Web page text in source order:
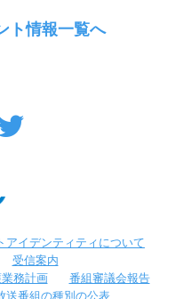
ト情報一覧へ
アイデンティティについて
受信案内
務計画
番組審議会報告
送番組の種別の公表